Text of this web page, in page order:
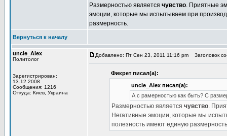
Размерностью является чувство. Приятные
эмоции, которые мы испытываем при
размерность.
Вернуться к началу
uncle_Alex
Политолог
Зарегистрирован:
13.12.2008
Сообщения: 1216
Откуда: Киев, Украина
Добавлено: Пт Сен 23, 2011 11:16 pm Заголовок
Фикрет писал(а):
uncle_Alex писал(а):
А с рамерностью как быть? С
Размерностью является чувство.
Негативные эмоции, которые мы
полезность имеют единую